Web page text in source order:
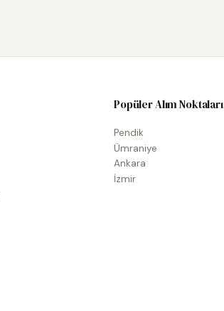
Popüler Alım Noktaları
Pendik
Ümraniye
Ankara
İzmir